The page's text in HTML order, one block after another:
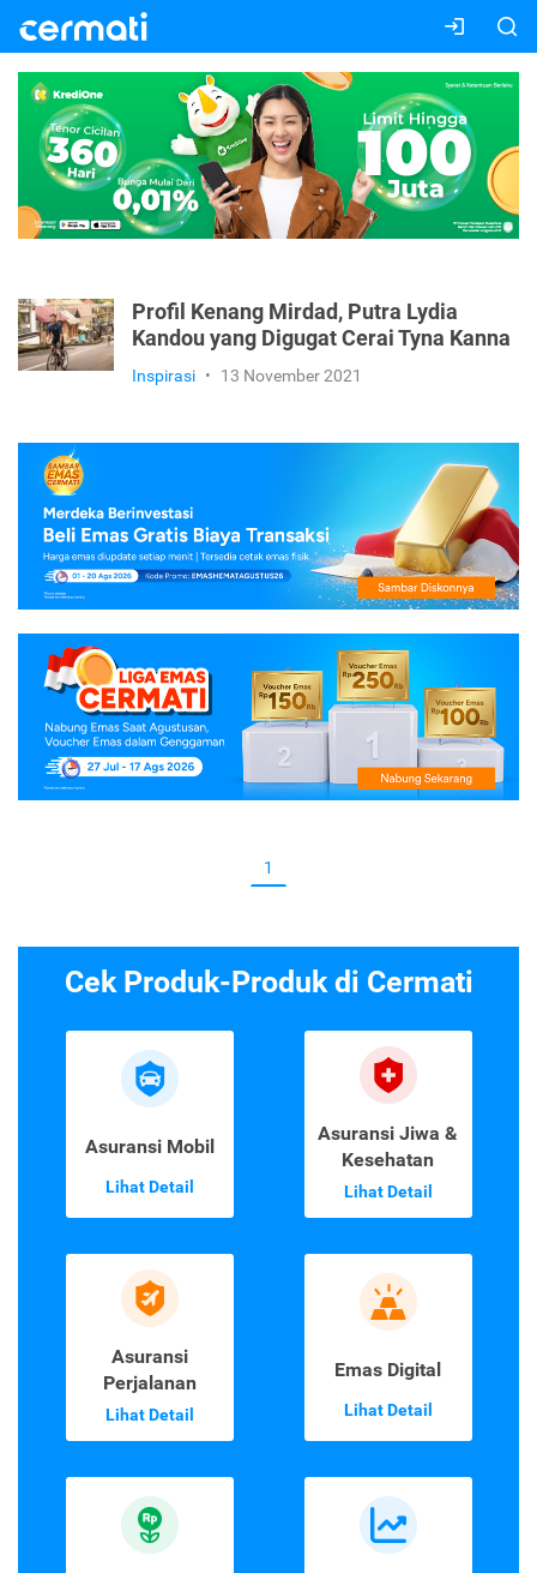
Profil Kenang Mirdad, Putra Lydia
Kandou yang Digugat Cerai Tyna Kanna
Inspirasi • 13 November 2021
1
Cek Produk-Produk di Cermati
Asuransi Mobil
Lihat Detail
Asuransi Jiwa &
Kesehatan
Lihat Detail
Asuransi
Perjalanan
Lihat Detail
Emas Digital
Lihat Detail